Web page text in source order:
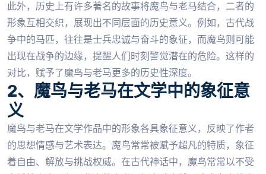
此外，历史上有许多著名的故事将魔鸟与老马结合，二者的
形象互相交织，展现出不同层面的历史意义。例如，古代战
争中的马匹，往往是士兵忠诚与奋斗的象征，而魔鸟则可能
出现在战争的边缘，提醒人们时刻警觉潜在的危险。这样的
对比，赋予了魔鸟与老马更多的历史性深度。
2、魔鸟与老马在文学中的象征意
义
魔鸟与老马在文学作品中的形象各具象征意义，反映了作者
的思想情感与艺术表达。魔鸟常常被赋予超凡的特质，象征
着自由、解放与挑战权威。在古代神话中，魔鸟常常以不受